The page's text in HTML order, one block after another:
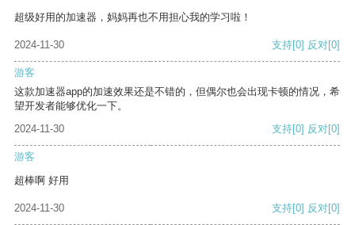
超级好用的加速器，妈妈再也不用担心我的学习啦！
2024-11-30 支持[0] 反对[0]
游客
这款加速器app的加速效果还是不错的，但偶尔也会出现卡顿的情况，希
望开发者能够优化一下。
2024-11-30
支持[0] 反对[0]
游客
超棒啊 好用
2024-11-30 支持[0] 反对[0]